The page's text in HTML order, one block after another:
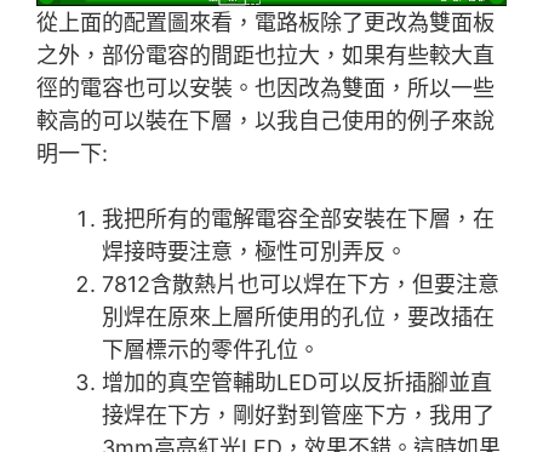
從上面的配置圖來看，電路板除了更改為雙面板
之外，部份電容的間距也拉大，如果有些較大直
徑的電容也可以安裝。也因改為雙面，所以一些
較高的可以裝在下層，以我自己使用的例子來說
明一下:
我把所有的電解電容全部安裝在下層，在
焊接時要注意，極性可別弄反。
7812含散熱片也可以焊在下方，但要注意
別焊在原來上層所使用的孔位，要改插在
下層標示的零件孔位。
增加的真空管輔助LED可以反折插腳並直
接焊在下方，剛好對到管座下方，我用了